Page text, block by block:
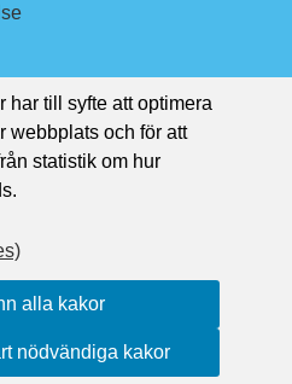
på Facebook
medier
har till syfte att optimera
webbplats och för att
statistik om hur
alla kakor
nödvändiga kakor